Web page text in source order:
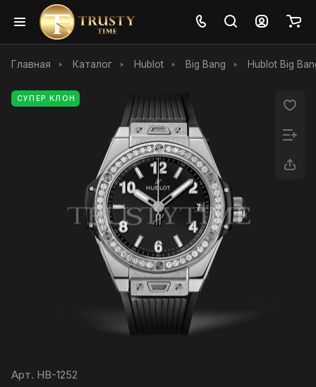
Главная Каталог Hublot Big Bang Hublot Big
СУПЕР КЛОН
Арт. HB-1252